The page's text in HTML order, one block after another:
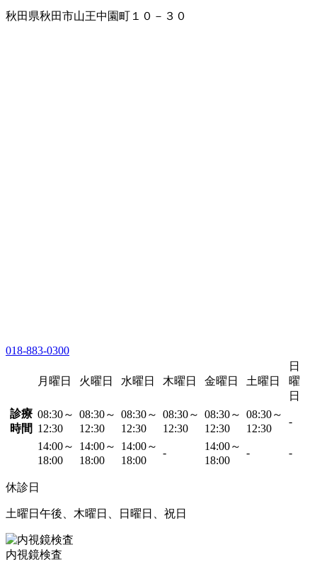
秋田県秋田市山王中園町１０－３０
018-883-0300
月曜日 火曜日 水曜日 木曜日 金曜日 土曜日
日
曜
日
診療
時間
08:30～
12:30
08:30～
12:30
08:30～
12:30
08:30～
12:30
08:30～
12:30
08:30～
12:30
-
14:00～
18:00
14:00～
18:00
14:00～
18:00
-
14:00～
18:00
- -
休診日
土曜日午後、木曜日、日曜日、祝日
内視鏡検査